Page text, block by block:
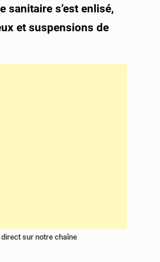
sanitaire s’est enlisé,
et suspensions de
sur notre chaîne